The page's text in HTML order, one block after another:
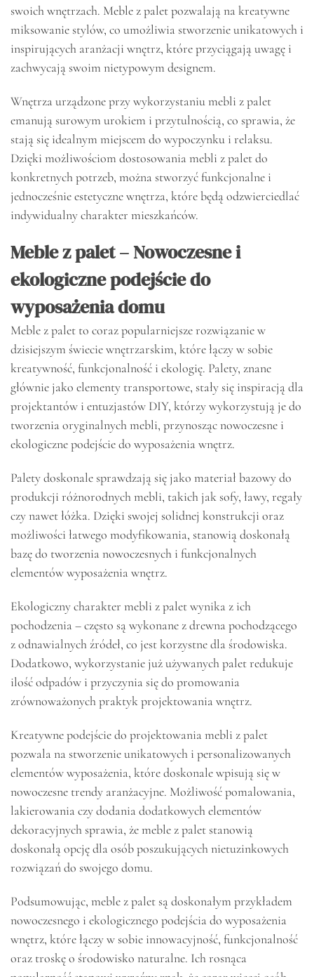
swoich wnętrzach. Meble z palet pozwalają na kreatywne
miksowanie stylów, co umożliwia stworzenie unikatowych i
inspirujących aranżacji wnętrz, które przyciągają uwagę i
zachwycają swoim nietypowym designem.
Wnętrza urządzone przy wykorzystaniu mebli z palet
emanują surowym urokiem i przytulnością, co sprawia, że
stają się idealnym miejscem do wypoczynku i relaksu.
Dzięki możliwościom dostosowania mebli z palet do
konkretnych potrzeb, można stworzyć funkcjonalne i
jednocześnie estetyczne wnętrza, które będą odzwierciedlać
indywidualny charakter mieszkańców.
Meble z palet – Nowoczesne i
ekologiczne podejście do
wyposażenia domu
Meble z palet to coraz popularniejsze rozwiązanie w
dzisiejszym świecie wnętrzarskim, które łączy w sobie
kreatywność, funkcjonalność i ekologię. Palety, znane
głównie jako elementy transportowe, stały się inspiracją dla
projektantów i entuzjastów DIY, którzy wykorzystują je do
tworzenia oryginalnych mebli, przynosząc nowoczesne i
ekologiczne podejście do wyposażenia wnętrz.
Palety doskonale sprawdzają się jako materiał bazowy do
produkcji różnorodnych mebli, takich jak sofy, ławy, regały
czy nawet łóżka. Dzięki swojej solidnej konstrukcji oraz
możliwości łatwego modyfikowania, stanowią doskonałą
bazę do tworzenia nowoczesnych i funkcjonalnych
elementów wyposażenia wnętrz.
Ekologiczny charakter mebli z palet wynika z ich
pochodzenia – często są wykonane z drewna pochodzącego
z odnawialnych źródeł, co jest korzystne dla środowiska.
Dodatkowo, wykorzystanie już używanych palet redukuje
ilość odpadów i przyczynia się do promowania
zrównoważonych praktyk projektowania wnętrz.
Kreatywne podejście do projektowania mebli z palet
pozwala na stworzenie unikatowych i personalizowanych
elementów wyposażenia, które doskonale wpisują się w
nowoczesne trendy aranżacyjne. Możliwość pomalowania,
lakierowania czy dodania dodatkowych elementów
dekoracyjnych sprawia, że meble z palet stanowią
doskonałą opcję dla osób poszukujących nietuzinkowych
rozwiązań do swojego domu.
Podsumowując, meble z palet są doskonałym przykładem
nowoczesnego i ekologicznego podejścia do wyposażenia
wnętrz, które łączy w sobie innowacyjność, funkcjonalność
oraz troskę o środowisko naturalne. Ich rosnąca